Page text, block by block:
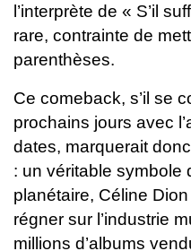
l’interprète de « S’il
rare, contrainte de
parenthèses.
Ce comeback, s’il se
prochains jours avec
dates, marquerait
: un véritable symbole
planétaire, Céline
régner sur l’industrie
millions d’albums